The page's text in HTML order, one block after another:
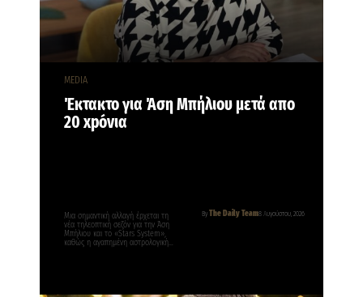
MEDIA
Έκτακτο για Άση Μπήλιου μετά απο
20 xpóvια
By The Daily Team8 Αυγούστου, 2026
Μια σημαντική αλλαγή έρχεται τη
νέα τηλεοπτική σεζόν για την Άση
Μπήλιου και το «Stars System»,
καθώς η αγαπημένη αστρολογική…